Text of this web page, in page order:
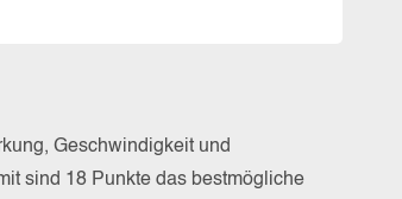
Geschwindigkeit und
sind 18 Punkte das bestmögliche